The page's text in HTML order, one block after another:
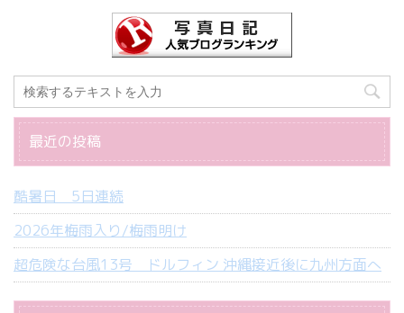
最近の投稿
酷暑日 5日連続
2026年梅雨入り/梅雨明け
超危険な台風13号 ドルフィン 沖縄接近後に九州方面へ